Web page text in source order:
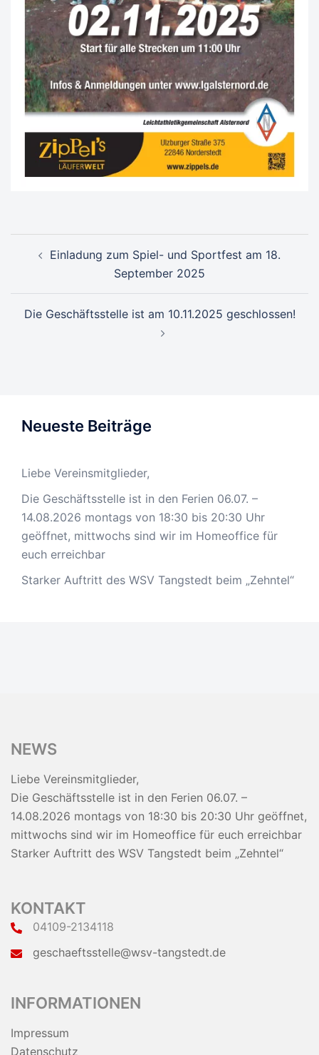
Einladung zum Spiel- und Sportfest am 18.
September 2025
Die Geschäftsstelle ist am 10.11.2025 geschlossen!
Neueste Beiträge
Liebe Vereinsmitglieder,
Die Geschäftsstelle ist in den Ferien 06.07. –
14.08.2026 montags von 18:30 bis 20:30 Uhr
geöffnet, mittwochs sind wir im Homeoffice für
euch erreichbar
Starker Auftritt des WSV Tangstedt beim „Zehntel“
NEWS
Liebe Vereinsmitglieder,
Die Geschäftsstelle ist in den Ferien 06.07. –
14.08.2026 montags von 18:30 bis 20:30 Uhr geöffnet,
mittwochs sind wir im Homeoffice für euch erreichbar
Starker Auftritt des WSV Tangstedt beim „Zehntel“
KONTAKT
04109-2134118
geschaeftsstelle@wsv-tangstedt.de
INFORMATIONEN
Impressum
Datenschutz